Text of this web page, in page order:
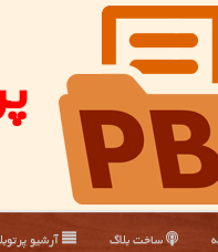
ساخت بلاگ آرشیو